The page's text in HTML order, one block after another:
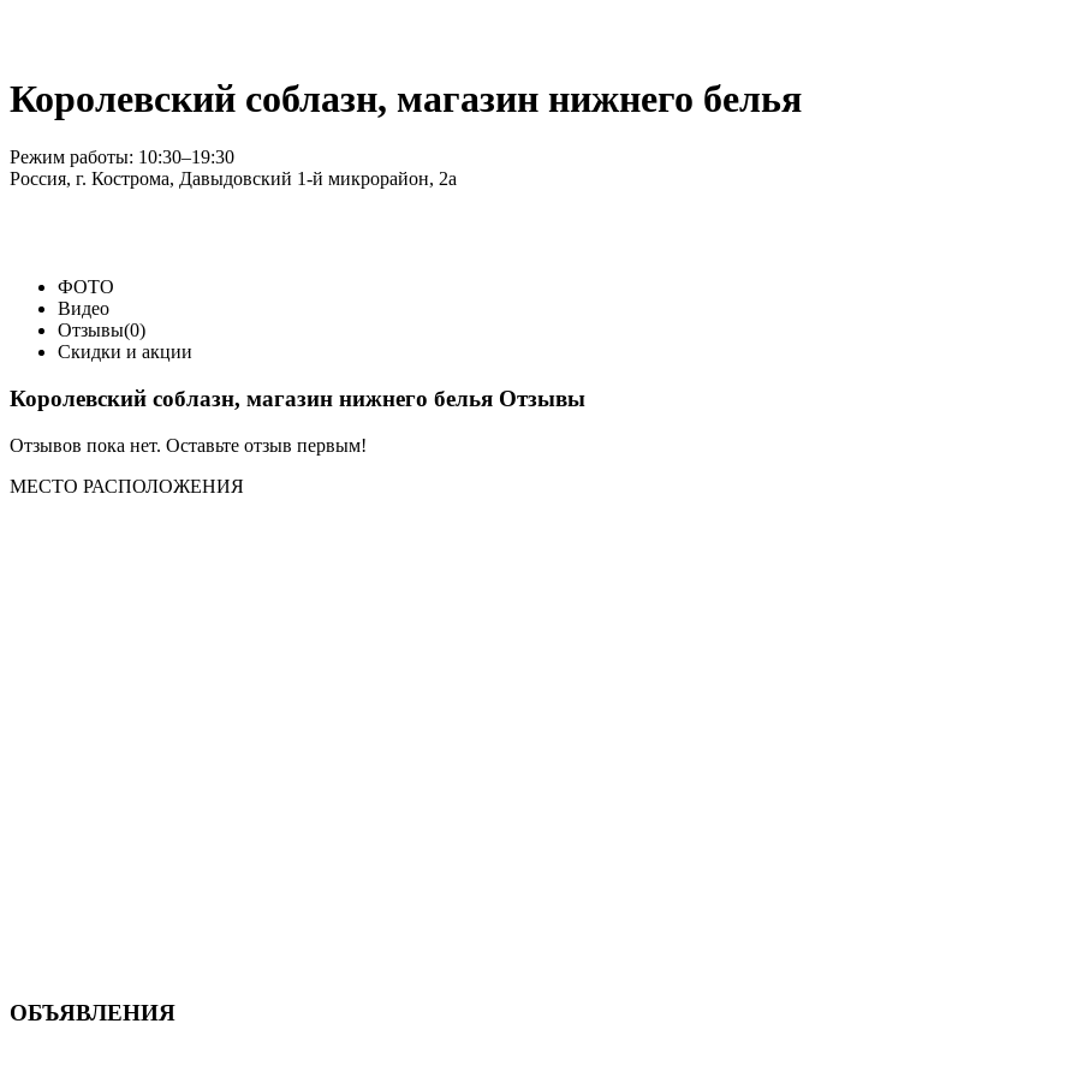
Королевский соблазн, магазин нижнего белья
Режим работы: 10:30–19:30
Россия, г. Кострома, Давыдовский 1-й микрорайон, 2а
ФОТО
Видео
Отзывы(0)
Скидки и акции
Королевский соблазн, магазин нижнего белья Отзывы
Отзывов пока нет. Оставьте отзыв первым!
МЕСТО РАСПОЛОЖЕНИЯ
ОБЪЯВЛЕНИЯ